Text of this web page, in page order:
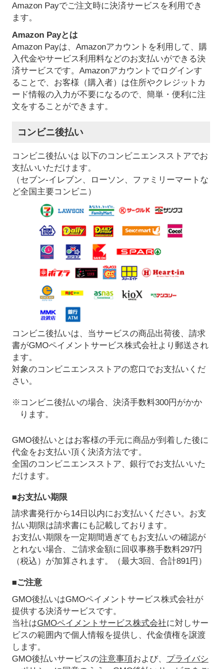
Amazon Payでご注文時に決済サービスを利用でき
ます。
Amazon Payとは
Amazon Payは、Amazonアカウントを利用して、購
入代金やサービス利用料などのお支払いができる決
済サービスです。Amazonアカウントでログインす
ることで、お客様（購入者）は住所やクレジットカ
ード情報の入力が不要になるので、簡単・便利に注
文をすることができます。
コンビニ後払い
コンビニ後払いは 以下のコンビニエンスストアでお
支払いいただけます。
（セブン-イレブン、ローソン、ファミリーマートな
ど全国主要コンビニ）
コンビニ後払いは、当サービスの商品出荷後、請求
書がGMOペイメントサービス株式会社より郵送され
ます。
対象のコンビニエンスストアの窓口でお支払いくだ
さい。
※コンビニ後払いの場合、決済手数料300円がかか
ります。
GMO後払いとはお客様の手元に商品が到着した後に
代金をお支払い頂く決済方法です。
全国のコンビニエンスストア、銀行でお支払いいた
だけます。
■お支払い期限
請求書発行から14日以内にお支払いください。お支
払い期限は請求書にも記載しております。
お支払い期限を一定期間過ぎてもお支払いの確認が
とれない場合、ご請求金額に回収事務手数料297円
（税込）が加算されます。（最大3回、合計891円）
■ご注意
GMO後払いはGMOペイメントサービス株式会社が
提供する決済サービスです。
当社はGMOペイメントサービス株式会社に対しサー
ビスの範囲内で個人情報を提供し、代金債権を譲渡
します。
GMO後払いサービスの注意事項および、 プライバシ